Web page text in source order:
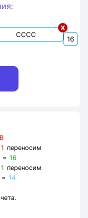
x
1 переносим
=16
1 переносим
=14